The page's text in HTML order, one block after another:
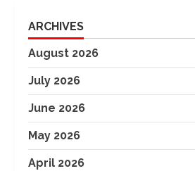
ARCHIVES
August 2026
July 2026
June 2026
May 2026
April 2026